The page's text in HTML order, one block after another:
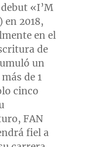
«I’M
en 2018,
en el
de
un
de 1
cinco
FAN
fiel a